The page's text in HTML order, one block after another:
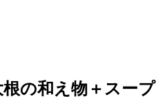
の和え物＋スープ